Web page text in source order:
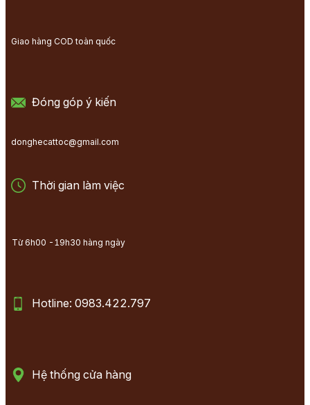
Giao hàng COD toàn quốc
Đóng góp ý kiến
donghecattoc@gmail.com
Thời gian làm việc
Từ 6h00 -19h30 hàng ngày
Hotline: 0983.422.797
Hệ thống cửa hàng